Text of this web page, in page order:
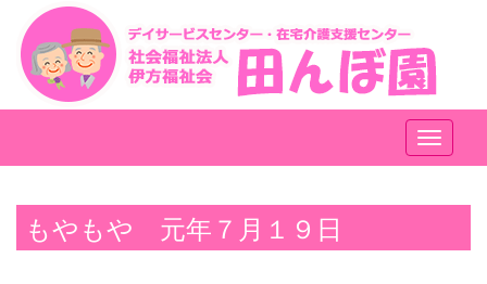
メ
ニ
ー
もやもや 元年７月１９日